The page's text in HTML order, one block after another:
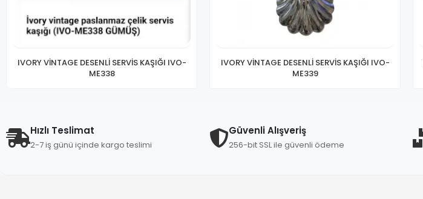
IVORY VİNTAGE DESENLİ SERVİS KAŞIĞI IVO-
ME338
IVORY VİNTAGE DESENLİ SERVİS KAŞIĞI IVO-
ME339
Hızlı Teslimat
2-7 iş günü içinde kargo teslimi
Güvenli Alışveriş
256-bit SSL ile güvenli ödeme